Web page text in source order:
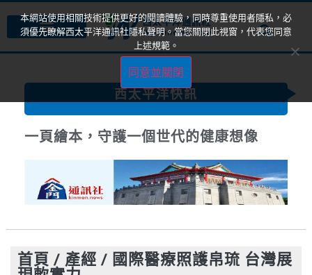
西太平洋快訊
一頁繪本，守護一個世代的健康想像
首頁 / 產經 / 國際醫療照護帛琉 台灣展
本網站使用相關技術提供更好的閱讀體驗，同時尊重使用者隱私，必
須優先瞭解西太平洋通訊社隱私聲明。當您關閉此視窗，代表您同意
上述規範。
同意並關閉